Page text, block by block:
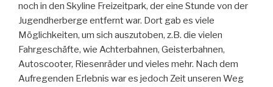
noch in den Skyline Freizeitpark, der eine Stunde von der
Jugendherberge entfernt war. Dort gab es viele
Möglichkeiten, um sich auszutoben, z.B. die vielen
Fahrgeschäfte, wie Achterbahnen, Geisterbahnen,
Autoscooter, Riesenräder und vieles mehr. Nach dem
Aufregenden Erlebnis war es jedoch Zeit unseren Weg